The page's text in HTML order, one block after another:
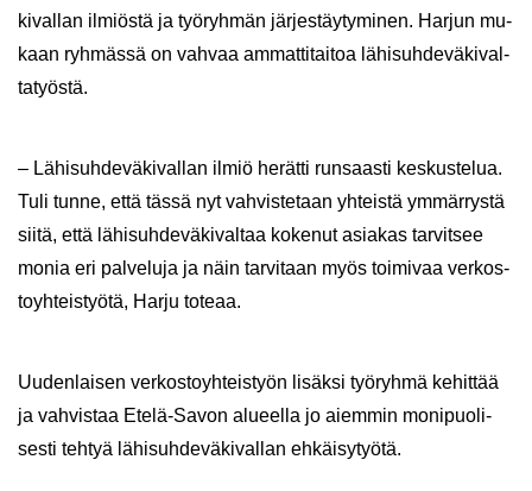
ki­val­lan il­miös­tä ja työ­ryh­män jär­jes­täy­ty­mi­nen. Har­jun mu­
kaan ryh­mäs­sä on vah­vaa am­mat­ti­tai­toa lä­hi­suh­de­vä­ki­val­
ta­työs­tä.
– Lä­hi­suh­de­vä­ki­val­lan ilmiö he­rät­ti run­saas­ti kes­kus­te­lua.
Tuli tunne, että tässä nyt vah­vis­te­taan yh­teis­tä ym­mär­rys­tä
siitä, että lä­hi­suh­de­vä­ki­val­taa ko­ke­nut asia­kas tar­vit­see
monia eri pal­ve­lu­ja ja näin tar­vi­taan myös toi­mi­vaa ver­kos­
to­yh­teis­työ­tä, Harju to­te­aa.
Uu­den­lai­sen ver­kos­to­yh­teis­työn li­säk­si työ­ryh­mä ke­hit­tää
ja vah­vis­taa Etelä-​Savon alu­eel­la jo ai­em­min mo­ni­puo­li­
ses­ti teh­tyä lä­hi­suh­de­vä­ki­val­lan eh­käi­sy­työ­tä.